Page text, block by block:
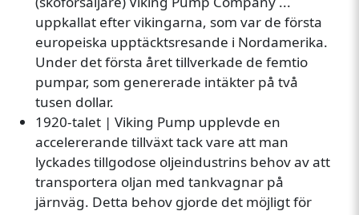
uppkallat efter vikingarna, som var de första
europeiska upptäcktsresande i Nordamerika.
Under det första året tillverkade de femtio
pumpar, som genererade intäkter på två
tusen dollar.
1920-talet | Viking Pump upplevde en
accelererande tillväxt tack vare att man
lyckades tillgodose oljeindustrins behov av att
transportera oljan med tankvagnar på
järnväg. Detta behov gjorde det möjligt för